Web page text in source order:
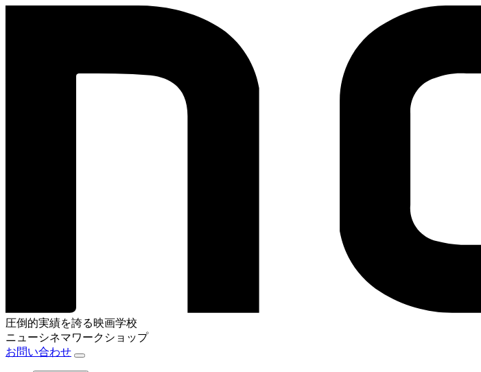
圧倒的実績を誇る映画学校
ニューシネマワークショップ
お問い合わせ